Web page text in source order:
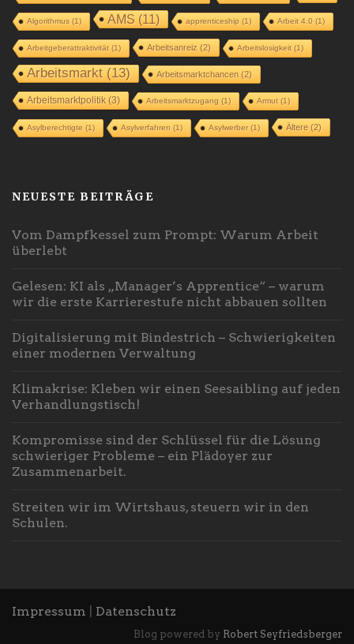
Algorithmus(1) AMS (11) apprenticeship (1) Arbeit 4.0 (1)
Arbeitgeberattraktivität(1) Arbeitsanreiz (2) Arbeitslosigkeit(1)
Arbeitsmarkt(13) Arbeitsmarktchancen (2)
Arbeitsmarktpolitik(3) Arbeitsmarktzugang (1) Armut(1)
Asylberechtigte (1) Asylverfahren (1) Asylwerber(1) Ältere(2)
NEUESTE BEITRÄGE
Vom Dampfkessel zum Prompt: Warum Arbeit
überlebt
Gelesen: KI als „Manager’s Apprentice“ – warum
wir die erste Karrierestufe nicht abbauen sollten
Digitalisierung mit Bindestrich – Schwierigkeiten
einer modernen Verwaltung
Klimakrise: Kleben wir einen Seesaibling auf jeden
Verhandlungstisch!
Kompromisse sind der Schlüssel für die Lösung
schwieriger Probleme – ein Plädoyer zur
Zusammenarbeit.
Streiten wir im Wirtshaus, steuern wir in den
Schulen.
Impressum Datenschutz
Blog powered by Robert Seyfriedsberger